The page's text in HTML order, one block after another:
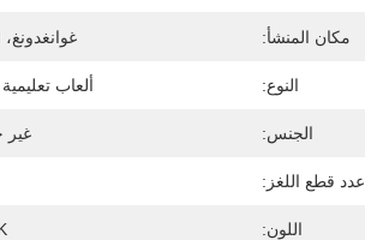
مكان المنشأ:
النوع: ألعاب
الجنس: غير
عدد قطع اللغز:
اللون: